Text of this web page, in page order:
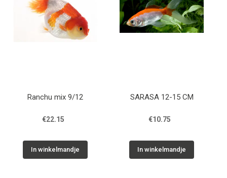
Contact
Ranchu mix 9/12
€22.15
In winkelmandje
SARASA 12-15 CM
€10.75
In winkelmandje